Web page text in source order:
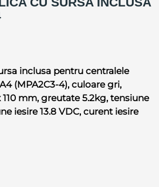
inclusa pentru centralele
(MPA2C3-4), culoare gri,
mm, greutate 5.2kg, tensiune
iesire 13.8 VDC, curent iesire